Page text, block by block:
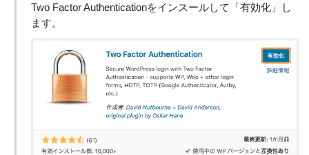
Two Factor Authenticationをインスールして「有効化」し
ます。